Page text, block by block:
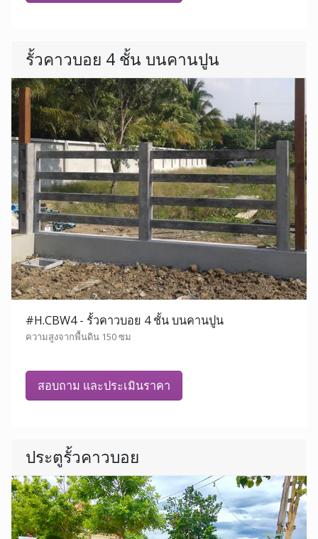
รั้วคาวบอย 4 ชั้น บนคานปูน
#H.CBW4 - รั้วคาวบอย 4 ชั้น บนคานปูน
ความสูงจากพื้นดิน 150 ซม
สอบถาม และประเมินราคา
ประตูรั้วคาวบอย